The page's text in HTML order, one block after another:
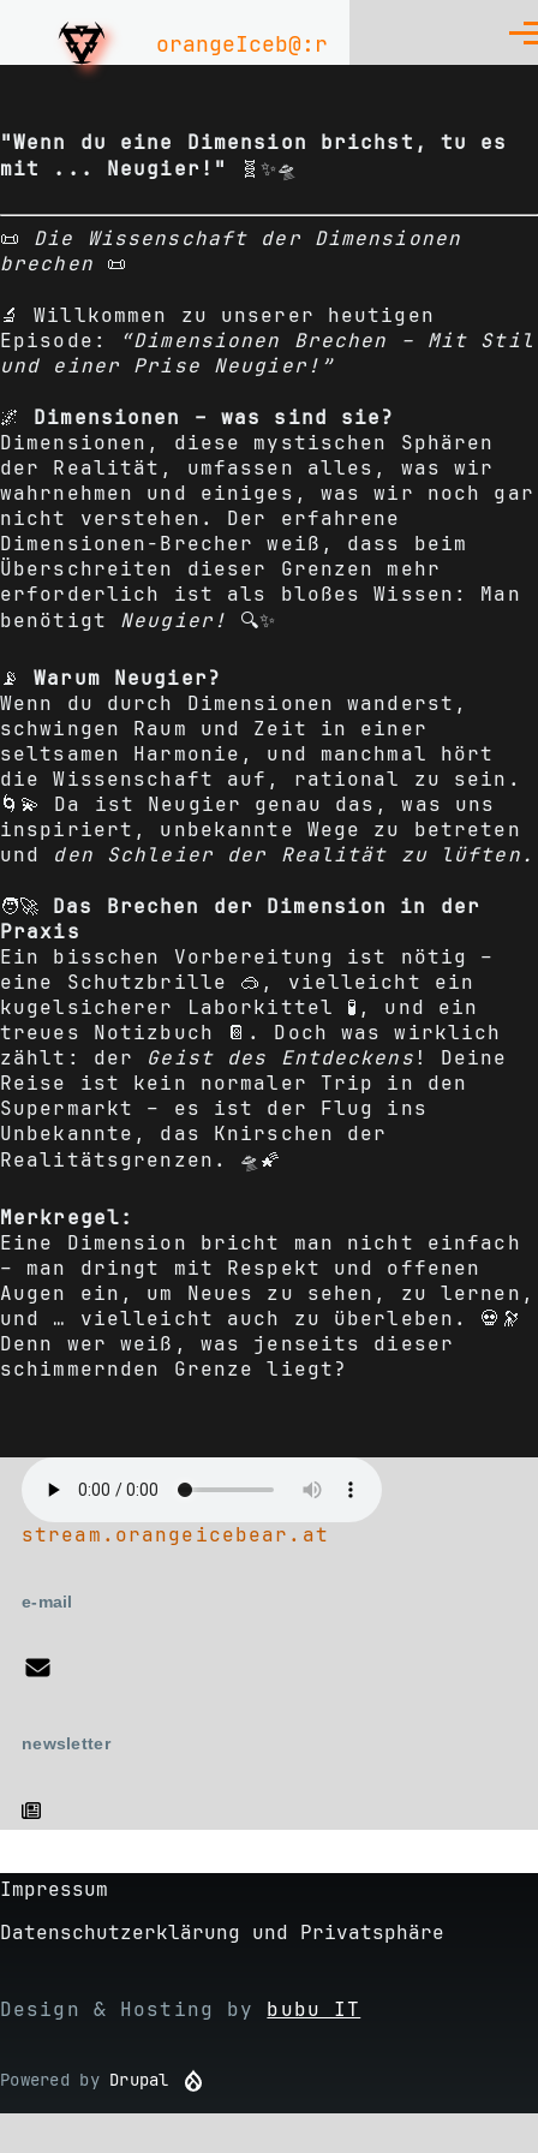
Skip to main content
orangeIceb@:r
"Wenn du eine Dimension brichst, tu es
mit ... Neugier!"
🧬✨🛸
📜 Die Wissenschaft der Dimensionen
brechen 📜
🔬 Willkommen zu unserer heutigen
Episode:
“Dimensionen Brechen – Mit Stil
und einer Prise Neugier!”
🌌 Dimensionen – was sind sie?
Dimensionen, diese mystischen Sphären
der Realität, umfassen alles, was wir
wahrnehmen und einiges, was wir noch gar
nicht verstehen. Der erfahrene
Dimensionen-Brecher weiß, dass beim
Überschreiten dieser Grenzen mehr
erforderlich ist als bloßes Wissen: Man
benötigt Neugier! 🔍✨
📡Warum Neugier?
Wenn du durch Dimensionen wanderst,
schwingen Raum und Zeit in einer
seltsamen Harmonie, und manchmal hört
die Wissenschaft auf, rational zu sein.
🌀💫 Da ist Neugier genau das, was uns
inspiriert, unbekannte Wege zu betreten
und den Schleier der Realität zu lüften.
🧑‍🚀 Das Brechen der Dimension in der
Praxis
Ein bisschen Vorbereitung ist nötig –
eine Schutzbrille 🥽, vielleicht ein
kugelsicherer Laborkittel 🧪, und ein
treues Notizbuch 📔. Doch was wirklich
zählt: der Geist des Entdeckens! Deine
Reise ist kein normaler Trip in den
Supermarkt – es ist der Flug ins
Unbekannte, das Knirschen der
Realitätsgrenzen. 🛸🌠
Merkregel:
Eine Dimension bricht man nicht einfach
– man dringt mit Respekt und offenen
Augen ein, um Neues zu sehen, zu lernen,
und … vielleicht auch zu überleben. 💀🔭
Denn wer weiß, was jenseits dieser
schimmernden Grenze liegt?
stream.orangeicebear.at
e-mail
newsletter
Footer
Impressum
Datenschutzerklärung und Privatsphäre
Design & Hosting by bubu IT
Powered by Drupal